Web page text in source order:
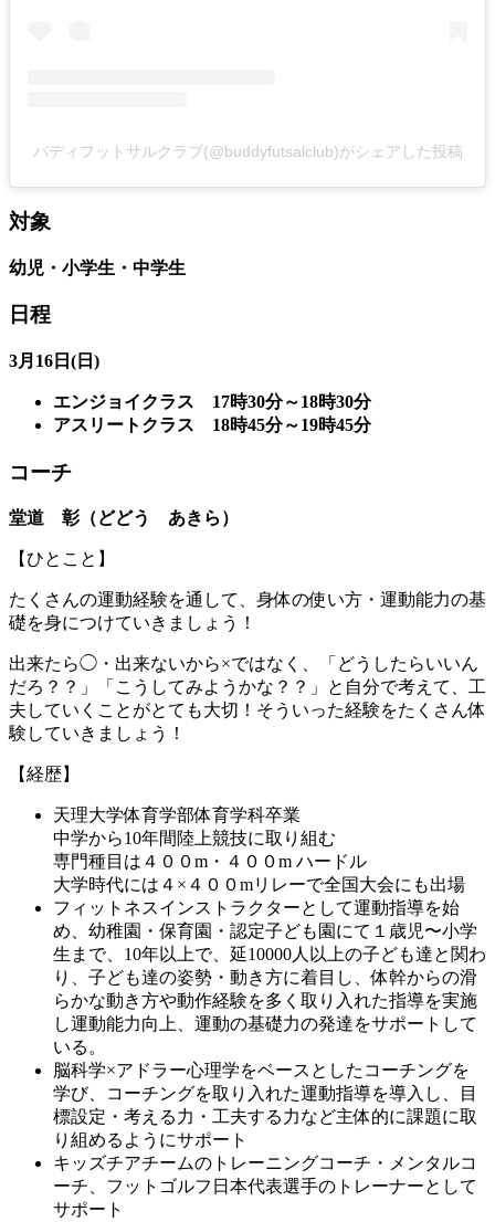
バディフットサルクラブ(@buddyfutsalclub)がシェアした投稿
対象
幼児・小学生・中学生
日程
3月16日(日)
エンジョイクラス 17時30分～18時30分
アスリートクラス 18時45分～19時45分
コーチ
堂道 彰（どどう あきら）
【ひとこと】
たくさんの運動経験を通して、身体の使い方・運動能力の基
礎を身につけていきましょう！
出来たら◯・出来ないから×ではなく、「どうしたらいいん
だろ？？」「こうしてみようかな？？」と自分で考えて、工
夫していくことがとても大切！そういった経験をたくさん体
験していきましょう！
【経歴】
天理大学体育学部体育学科卒業
中学から10年間陸上競技に取り組む
専門種目は４００m・４００m ハードル
大学時代には４×４００mリレーで全国大会にも出場
フィットネスインストラクターとして運動指導を始
め、幼稚園・保育園・認定子ども園にて１歳児〜小学
生まで、10年以上で、延10000人以上の子ども達と関わ
り、子ども達の姿勢・動き方に着目し、体幹からの滑
らかな動き方や動作経験を多く取り入れた指導を実施
し運動能力向上、運動の基礎力の発達をサポートして
いる。
脳科学×アドラー心理学をベースとしたコーチングを
学び、コーチングを取り入れた運動指導を導入し、目
標設定・考える力・工夫する力など主体的に課題に取
り組めるようにサポート
キッズチアチームのトレーニングコーチ・メンタルコ
ーチ、フットゴルフ日本代表選手のトレーナーとして
サポート